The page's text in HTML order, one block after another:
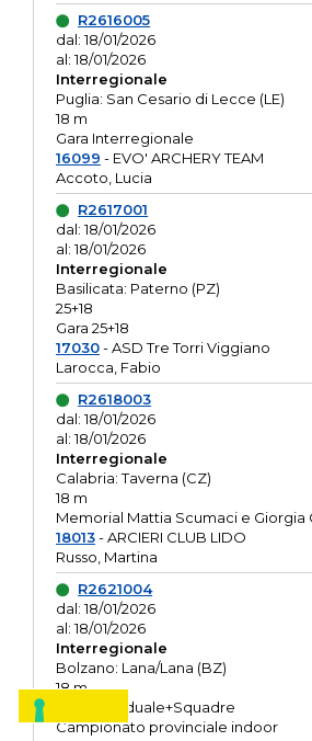
R2616005
dal: 18/01/2026
al: 18/01/2026
Interregionale
Puglia: San Cesario di Lecce (LE)
18 m
Gara Interregionale
16099 - EVO' ARCHERY TEAM
Accoto, Lucia
R2617001
dal: 18/01/2026
al: 18/01/2026
Interregionale
Basilicata: Paterno (PZ)
25+18
Gara 25+18
17030- ASD Tre Torri Viggiano
Larocca, Fabio
R2618003
dal: 18/01/2026
al: 18/01/2026
Interregionale
Calabria: Taverna (CZ)
18 m
Memorial Mattia Scumaci e Giorgia
18013- ARCIERI CLUB LIDO
Russo, Martina
R2621004
dal: 18/01/2026
al: 18/01/2026
Interregionale
Bolzano: Lana/Lana (BZ)
18 m
O.R. Individuale+Squadre
Campionato provinciale indoor